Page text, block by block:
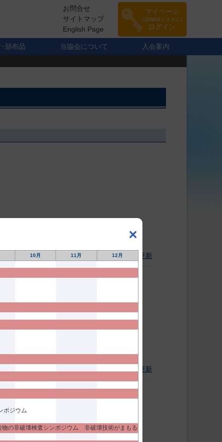
お問合せ
サイトマップ
English Page
マイページ
（旧WEBシステム）
ログイン
頒布品 当協会について 入会案内
×
10月 11月 12月
ポジウム
2026.02.06更新
場合あり）
2025.02.05更新
同企画)
2025を開催いたします。